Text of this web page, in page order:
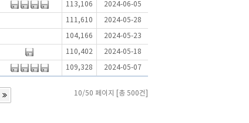
113,106 2024-06-05
111,610 2024-05-28
104,166 2024-05-23
110,402 2024-05-18
109,328 2024-05-07
10/50 페이지 [총 500건]